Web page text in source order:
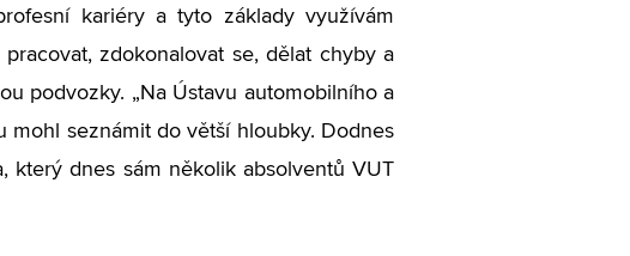
kariéry a tyto základy využívám
zdokonalovat se, dělat chyby a
podvozky. „Na Ústavu automobilního a
mohl seznámit do větší hloubky. Dodnes
který dnes sám několik absolventů VUT